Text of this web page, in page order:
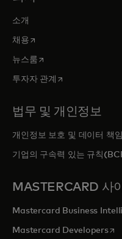
소개
채용새 탭에서 열림
뉴스룸새 탭에서 열림
투자자 관계 새 탭에서 열림
법무 및 개인정보
개인정보 보호 및 데이터 책임
기업의 구속력 있는 규칙
MASTERCARD 사
Mastercard Business
Mastercard Developers새